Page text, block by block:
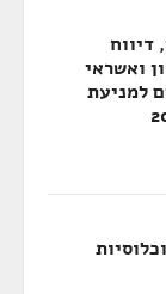
דיווח
ואשראי
למניעת